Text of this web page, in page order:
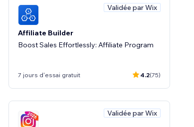
Validée par Wix
Affiliate Builder
Boost Sales Effortlessly: Affiliate Program
7 jours d'essai gratuit 4.2(75)
Validée par Wix